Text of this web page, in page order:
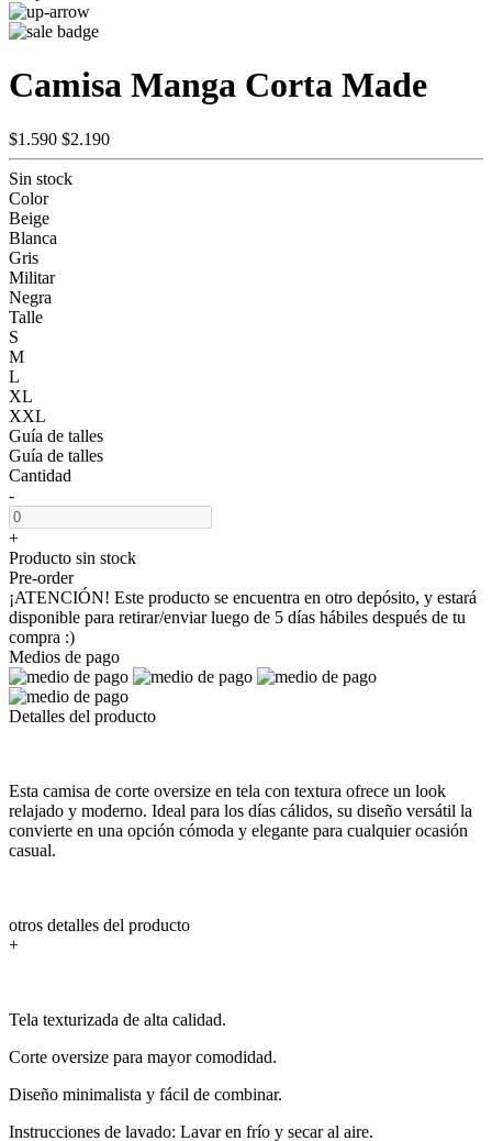
Camisa Manga Corta Made
$1.590 $2.190
Sin stock
Color
Beige
Blanca
Gris
Militar
Negra
Talle
S
M
L
XL
XXL
Guía de talles
Guía de talles
Cantidad
-
+
Producto sin stock
Pre-order
¡ATENCIÓN! Este producto se encuentra en otro depósito, y estará
disponible para retirar/enviar luego de 5 días hábiles después de tu
compra :)
Medios de pago
Detalles del producto
Esta camisa de corte oversize en tela con textura ofrece un look
relajado y moderno. Ideal para los días cálidos, su diseño versátil la
convierte en una opción cómoda y elegante para cualquier ocasión
casual.
otros detalles del producto
+
Tela texturizada de alta calidad.
Corte oversize para mayor comodidad.
Diseño minimalista y fácil de combinar.
Instrucciones de lavado: Lavar en frío y secar al aire.